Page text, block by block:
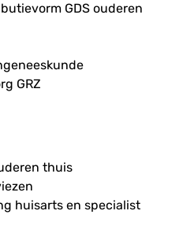
GDS ouderen
GRZ
thuis
huisarts en specialist